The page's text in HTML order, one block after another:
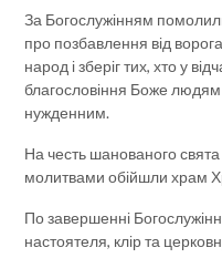
За Богослужінням
про позбавлення від
народ і зберіг тих, хто у
благословіння Боже людям
нужденним.
На честь шанованого свята
молитвами обійшли храм
По завершенні
настоятеля, клір та